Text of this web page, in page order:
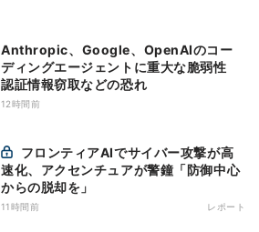
Anthropic、Google、OpenAIのコー
ディングエージェントに重大な脆弱性
認証情報窃取などの恐れ
12時間前
速化、アクセンチュアが警鐘「防御中心
からの脱却を」
11時間前 レポート